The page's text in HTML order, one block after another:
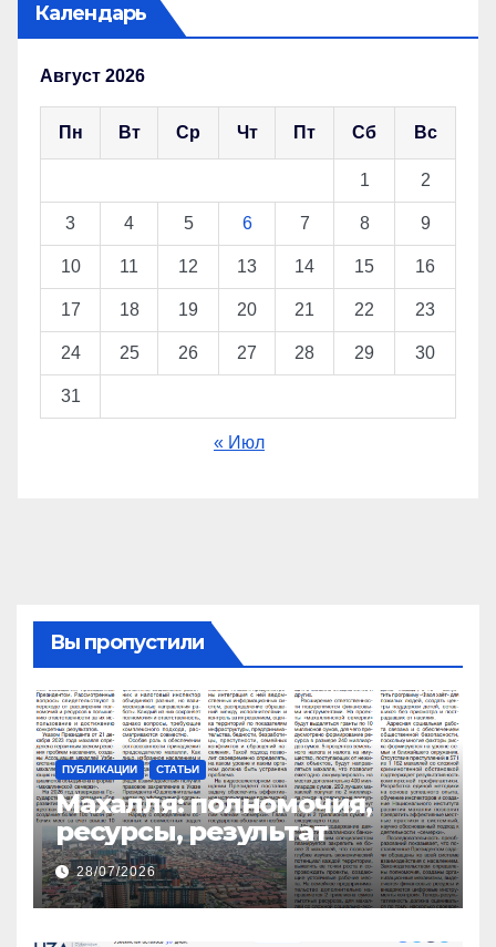
Календарь
Август 2026
Пн Вт Ср Чт Пт Сб Вс
1 2
3 4 5 6 7 8 9
10 11 12 13 14 15 16
17 18 19 20 21 22 23
24 25 26 27 28 29 30
31
« Июл
Вы пропустили
ПУБЛИКАЦИИ СТАТЬИ
Махалля:полномочия,
ресурсы, результат
28/07/2026